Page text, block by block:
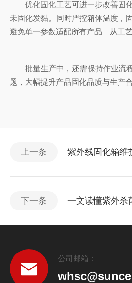
优化固化工艺可进一步改善固化
未固化发黏。同时严控箱体温度，
避免单一参数适配所有产品，从工
批量生产中，还需保持作业流程
题，大幅提升产品固化品质与生产合
上一条 紫外线固化箱维
下一条 一文读懂紫外杀
公司邮箱：